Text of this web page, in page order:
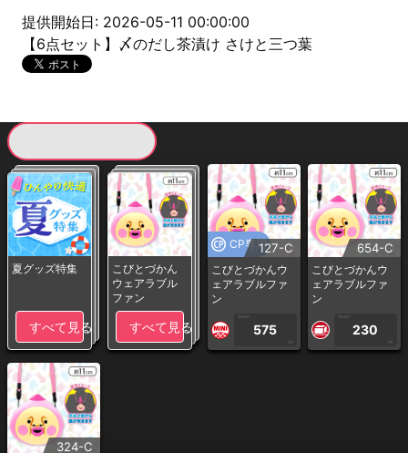
提供開始日: 2026-05-11 00:00:00
【6点セット】〆のだし茶漬け さけと三つ葉
夏グッズ特集
すべて見る
こびとづかん
ウェアラブル
ファン
すべて見る
CP専用127-C
こびとづかんウ
ェアラブルファ
ン
1PLAY
575
CP
654-C
こびとづかんウ
ェアラブルファ
ン
1PLAY
230
CP
324-C